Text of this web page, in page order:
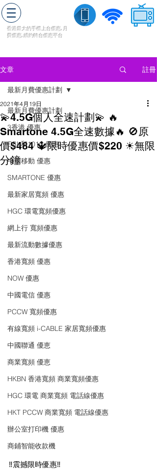
香港最大的手機上台優惠, 月
費優惠,續約轉台優惠平台
文章 註冊
最新月費優惠計劃
3香港 優惠
CSL和1010 優惠
中國移動 優惠
SMARTONE 優惠
最新家居寬頻 優惠
HGC 環電寬頻優惠
網上行 寬頻優惠
最新流動數據優惠
香港寬頻 優惠
NOW 優惠
中國電信 優惠
PCCW 寬頻優惠
有線寬頻 i-CABLE 家居寬頻優惠
中國聯通 優恵
商業寬頻 優恵
HKBN 香港寬頻 商業寬頻優惠
HGC 環電 商業寬頻 電話線優惠
HKT PCCW 商業寬頻 電話線優惠
辦公室打印機 優惠
商鋪智能收款機
最新月費優惠計劃
💫4.5G個人全速計劃💫 🔥
Smartone 4.5G全速數據🔥 🚫原
價$484 🔱限時優惠價$220 ☀無限
分鐘
2021年4月19日
‼️震撼限時優惠‼️